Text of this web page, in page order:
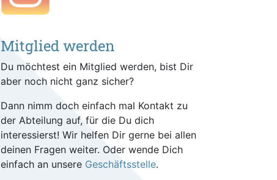
Mitglied werden
Du möchtest ein Mitglied werden, bist Dir
aber noch nicht ganz sicher?
Dann nimm doch einfach mal Kontakt zu
der Abteilung auf, für die Du dich
interessierst! Wir helfen Dir gerne bei allen
deinen Fragen weiter. Oder wende Dich
einfach an unsere Geschäftsstelle.